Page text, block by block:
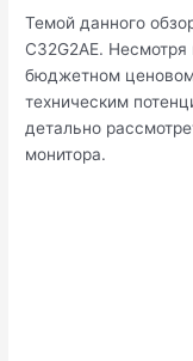
Темой данного
C32G2AE. Несмотря
бюджетном
техническим
детально
монитора.